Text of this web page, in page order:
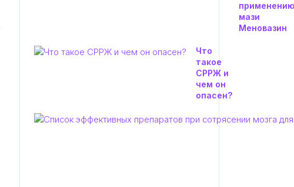
применению
мази
Меновазин
Что
такое
СРРЖ и
чем он
опасен?